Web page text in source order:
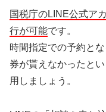
国税庁のLINE公式ア
行が可能です。
時間指定での予約と
券が貰えなかったと
用しましょう。